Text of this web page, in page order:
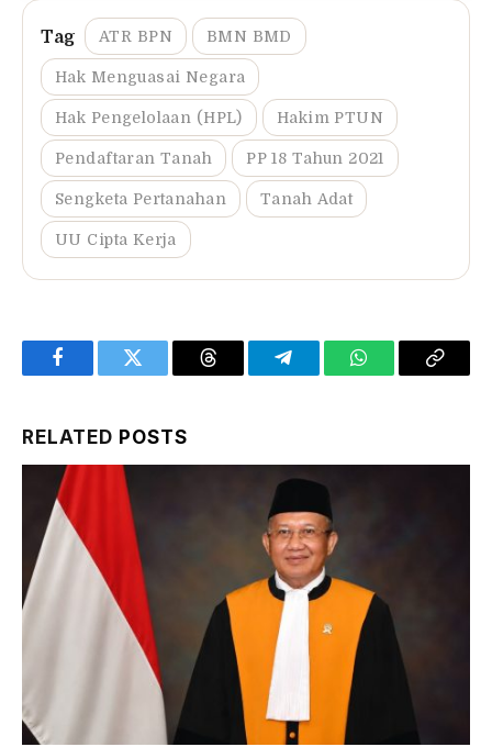
ATR BPN BMN BMD
Hak Menguasai Negara
Hak Pengelolaan (HPL) Hakim PTUN
Pendaftaran Tanah PP 18 Tahun 2021
Sengketa Pertanahan Tanah Adat
UU Cipta Kerja
FacebookTwitter Threads TelegramWhatsAppCopy
RELATED POSTS